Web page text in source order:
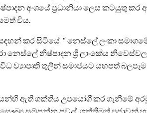
අංශයේ ප්‍රධානියා ලෙස කටයුතු
විය.
කර සිටියේ “ නෙස්ලේ ලංකා
නෙස්ලේ නිෂ්පාදන ශ්‍රී ලාංකේය
ව්‍යාපෘති තුලින් සමාජයට යහපත්
ඇති ශක්තිය උපයෝගී කර ගැනීමේ
සම්පන්න පවුල්, ශක්තිමත් ප්‍රජාවන්